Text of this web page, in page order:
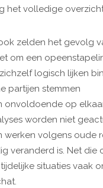
het volledige
zelden het gevolg
om een
logisch lijken
partijen stemmen
onvoldoende op
worden niet
werken volgens oude
veranderd is. Net die
situaties vaak